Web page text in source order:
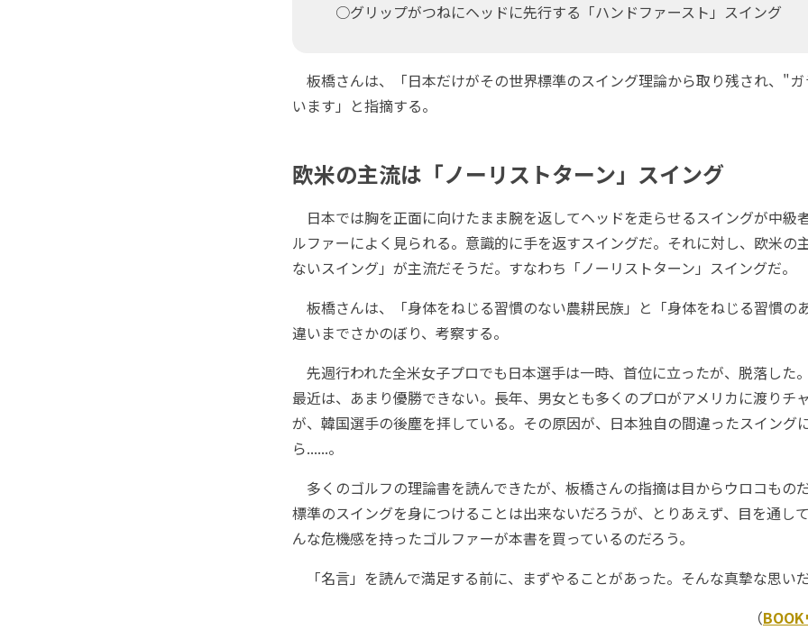
○グリップがつねにヘッドに先行する「ハンドファースト」スイング
板橋さんは、「日本だけがその世界標準のスイング理論から取り残され、"
います」と指摘する。
欧米の主流は「ノーリストターン」スイング
日本では胸を正面に向けたまま腕を返してヘッドを走らせるスイングが中級
ルファーによく見られる。意識的に手を返すスイングだ。それに対し、欧米の
ないスイング」が主流だそうだ。すなわち「ノーリストターン」スイングだ。
板橋さんは、「身体をねじる習慣のない農耕民族」と「身体をねじる習慣の
違いまでさかのぼり、考察する。
先週行われた全米女子プロでも日本選手は一時、首位に立ったが、脱落した
最近は、あまり優勝できない。長年、男女とも多くのプロがアメリカに渡りチ
が、韓国選手の後塵を拝している。その原因が、日本独自の間違ったスイング
ら......。
多くのゴルフの理論書を読んできたが、板橋さんの指摘は目からウロコもの
標準のスイングを身につけることは出来ないだろうが、とりあえず、目を通し
んな危機感を持ったゴルファーが本書を買っているのだろう。
「名言」を読んで満足する前に、まずやることがあった。そんな真摯な思いだ
（